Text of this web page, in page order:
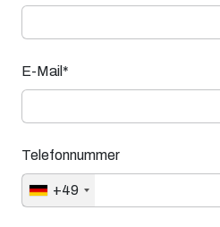
E-Mail*
Telefonnummer
+49